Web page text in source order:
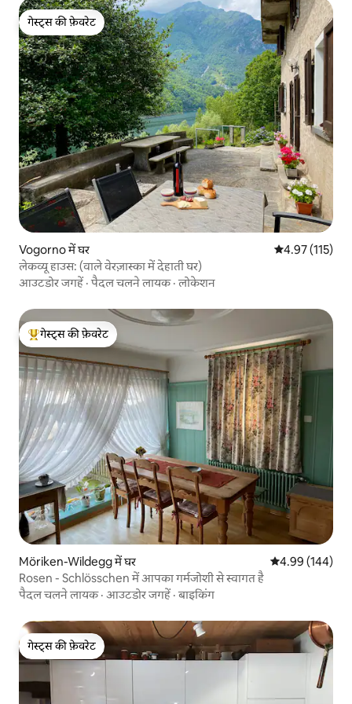
गेस्ट्स की फ़ेवरेट
गेस्ट्स की फ़ेवरेट
Vogorno में घर औसत रेटिंग 5 में से
4.97 (115)
लेकव्यू हाउस: (वाले वेरज़ास्का में देहाती घर)
आउटडोर जगहें ·पैदल चलने लायक·लोकेशन
गेस्ट्स का टॉप फ़ेवरेट
गेस्ट्स की फ़ेवरेट
Möriken-Wildegg में घर औसत रेटिंग 5 में से
4.99 (144)
Rosen - Schlösschen में आपका गर्मजोशी से स्वागत है
पैदल चलने लायक· आउटडोर जगहें ·बाइकिंग
गेस्ट्स की फ़ेवरेट
गेस्ट्स की फ़ेवरेट